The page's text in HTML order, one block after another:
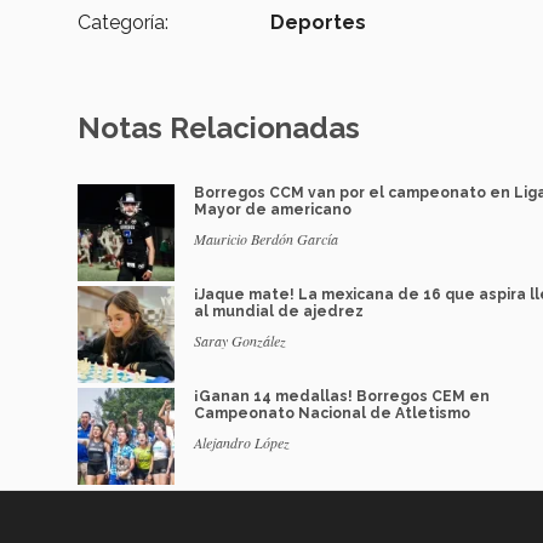
Categoría:
Deportes
Notas Relacionadas
Borregos CCM van por el campeonato en
Mayor de americano
Mauricio Berdón García
¡Jaque mate! La mexicana de 16 que aspira
al mundial de ajedrez
Saray González
¡Ganan 14 medallas! Borregos CEM en
Campeonato Nacional de Atletismo
Alejandro López